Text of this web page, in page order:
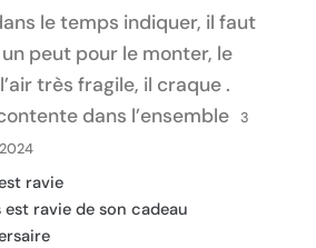
le temps indiquer, il faut
peut pour le monter, le
très fragile, il craque .
dans l’ensemble
3
ravie
est ravie de son cadeau